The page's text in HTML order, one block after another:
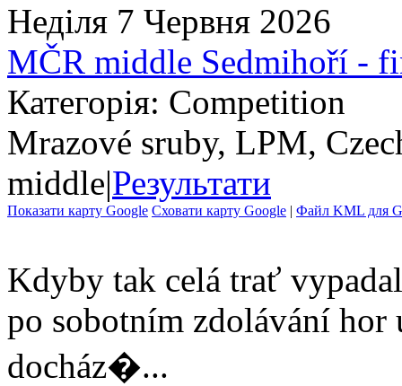
Неділя 7 Червня 2026
MČR middle Sedmihoří -
Категорія: Competition
Mrazové sruby, LPM,
middle|Результати
Показати карту Google Сховати карту Google | Файл KML для
Kdyby tak celá trať
po sobotním zdolávání hor
docház�...